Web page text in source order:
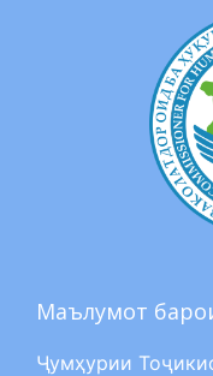
Маълумот
Ҷумҳурии